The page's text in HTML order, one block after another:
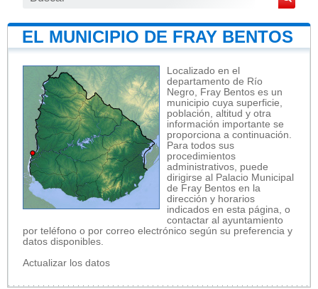
EL MUNICIPIO DE FRAY BENTOS
Localizado en el
departamento de Río
Negro, Fray Bentos es un
municipio cuya superficie,
población, altitud y otra
información importante se
proporciona a continuación.
Para todos sus
procedimientos
administrativos, puede
dirigirse al Palacio Municipal
de Fray Bentos en la
dirección y horarios
indicados en esta página, o
contactar al ayuntamiento
por teléfono o por correo electrónico según su preferencia y
datos disponibles.
Actualizar los datos